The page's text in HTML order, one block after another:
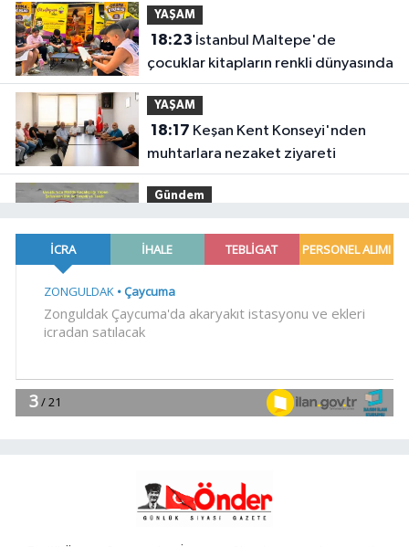
YAŞAM
18:23
çocuklar kitapların renkli dünyasında
YAŞAM
18:17
muhtarlara nezaket ziyareti
Gündem
operasyonda 253 kilo esrar ele
geçirildi
18:06İzmir Karabağlar Meclisi'nde
17:51
için kura çekimi gerçekleştirildi